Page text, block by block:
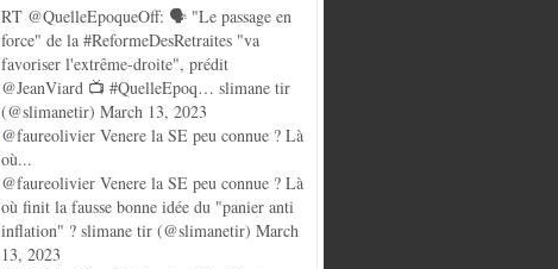
RT @QuelleEpoqueOff: 🗣️ "Le passage en
force" de la #ReformeDesRetraites "va
favoriser l'extrême-droite", prédit
@JeanViard 📺 #QuelleEpoq… slimane tir
(@slimanetir) March 13, 2023
@faureolivier Venere la SE peu connue ? Là
où...
@faureolivier Venere la SE peu connue ? Là
où finit la fausse bonne idée du "panier anti
inflation" ? slimane tir (@slimanetir) March
13, 2023